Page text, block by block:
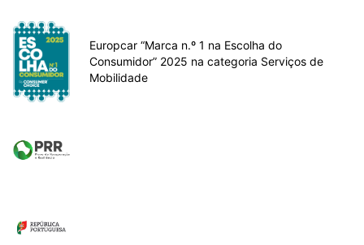
Europcar “Marca n.º 1 na Escolha do
Consumidor” 2025 na categoria Serviços de
Mobilidade